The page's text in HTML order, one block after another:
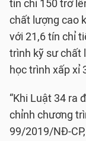
tín chỉ 150 trở
chất lượng cao
với 21,6 tín chỉ
trình kỹ sư chất
học trình xấp xỉ
“Khi Luật 34 ra
chỉnh chương
99/2019/NĐ-